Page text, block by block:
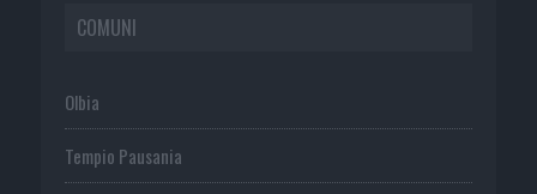
COMUNI
Olbia
Tempio Pausania